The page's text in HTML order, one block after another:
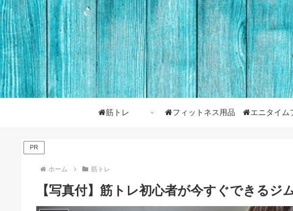
筋トレ フィットネス用品 エニタイムフ
ホーム 筋トレ
PR
【写真付】筋トレ初心者が今すぐできるジ